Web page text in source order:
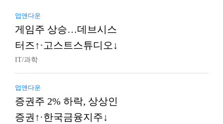
업앤다운
게임주 상승…데브시스
터즈↑·고스트스튜디오↓
IT/과학
업앤다운
증권주 2% 하락, 상상인
증권↑·한국금융지주↓